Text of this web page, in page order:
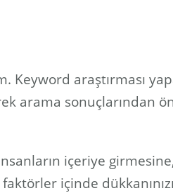
Keyword araştırması
arama sonuçlarından ön
içeriye
içinde